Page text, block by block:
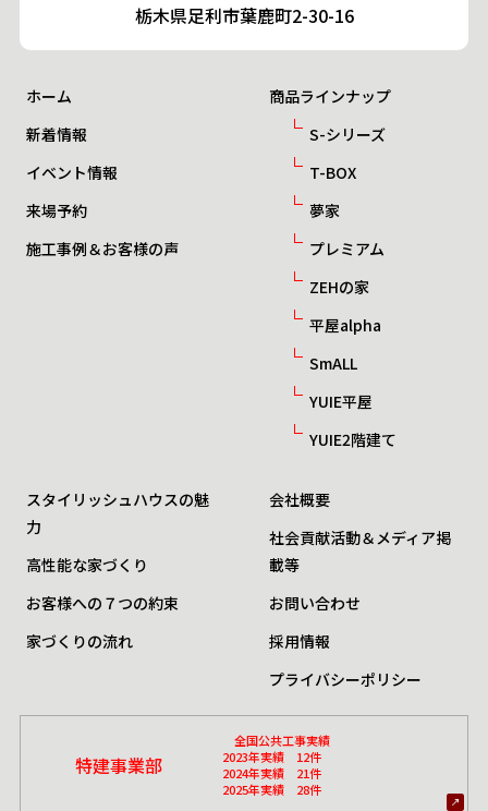
栃木県足利市葉鹿町2-30-16
ホーム
新着情報
イベント情報
来場予約
施工事例＆お客様の声
商品ラインナップ
S-シリーズ
T-BOX
夢家
プレミアム
ZEHの家
平屋alpha
SmALL
YUIE平屋
YUIE2階建て
スタイリッシュハウスの魅
力
高性能な家づくり
お客様への７つの約束
家づくりの流れ
会社概要
社会貢献活動＆メディア掲
載等
お問い合わせ
採用情報
プライバシーポリシー
特建事業部
全国公共工事実績
2023年実績 12件
2024年実績 21件
2025年実績 28件